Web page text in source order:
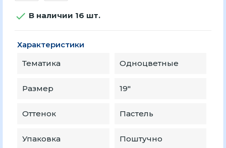
 В наличии 16 шт.
Характеристики
Тематика
Одноцветные
Размер 19″
Оттенок Пастель
Упаковка Поштучно